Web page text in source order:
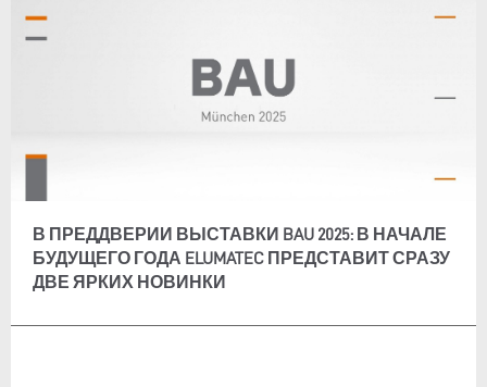
В ПРЕДДВЕРИИ ВЫСТАВКИ BAU 2025: В НАЧАЛЕ
БУДУЩЕГО ГОДА ELUMATEC ПРЕДСТАВИТ СРАЗУ
ДВЕ ЯРКИХ НОВИНКИ